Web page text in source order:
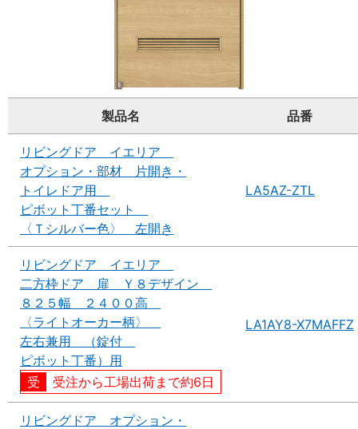
製品名 品番
リビングドア イエリア
オプション・部材 片開き・
トイレドア用
ピボット丁番セット
〈Ｔシルバー色〉 左開き
LA5AZ-ZTL
リビングドア イエリア
二方枠ドア 扉 Ｙ８デザイン
８２５幅 ２４００高
〈ライトオーカー柄〉
左右兼用 （錠付
ピボット丁番）用
受注から工場出荷まで約6日
LA1AY8-X7MAFFZ
リビングドア オプション・